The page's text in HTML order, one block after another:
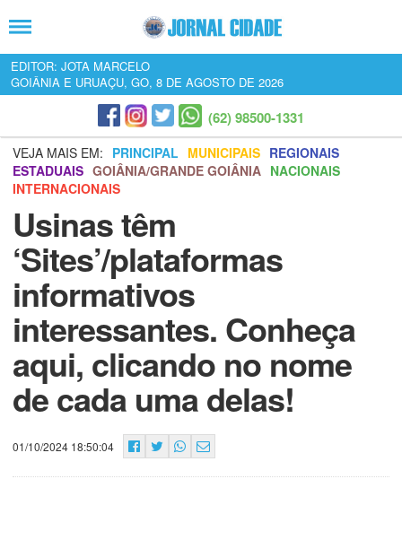
EDITOR: JOTA MARCELO
GOIÂNIA E URUAÇU, GO, 8 DE AGOSTO DE 2026
(62) 98500-1331
VEJA MAIS EM: PRINCIPAL MUNICIPAIS REGIONAIS
ESTADUAIS GOIÂNIA/GRANDE GOIÂNIA NACIONAIS
INTERNACIONAIS
Usinas têm
‘Sites’/plataformas
informativos
interessantes. Conheça
aqui, clicando no nome
de cada uma delas!
01/10/2024 18:50:04